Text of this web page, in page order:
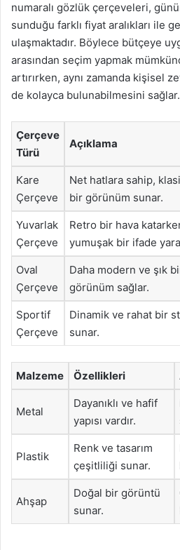
numaralı gözlük çerçeveleri,
sunduğu farklı fiyat aralıkları ile
ulaşmaktadır. Böylece bütçeye
arasından seçim yapmak
artırırken, aynı zamanda kişisel
de kolayca bulunabilmesini sağlar.
Çerçeve
Türü
Açıklama
Kare
Çerçeve
Net hatlara sahip,
bir görünüm sunar.
Yuvarlak
Çerçeve
Retro bir hava
yumuşak bir ifade
Oval
Çerçeve
Daha modern ve şık
görünüm sağlar.
Sportif
Çerçeve
Dinamik ve rahat bir
sunar.
Malzeme Özellikleri
Metal
Dayanıklı ve hafif
yapısı vardır.
Plastik
Renk ve tasarım
çeşitliliği sunar.
Ahşap
Doğal bir görüntü
sunar.